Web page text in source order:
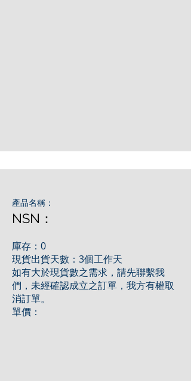
產品名稱：
NSN：
庫存：0
現貨出貨天數：3個工作天
如有大於現貨數之需求，請先聯繫我
們，未經確認成立之訂單，我方有權取
消訂單。
單價：